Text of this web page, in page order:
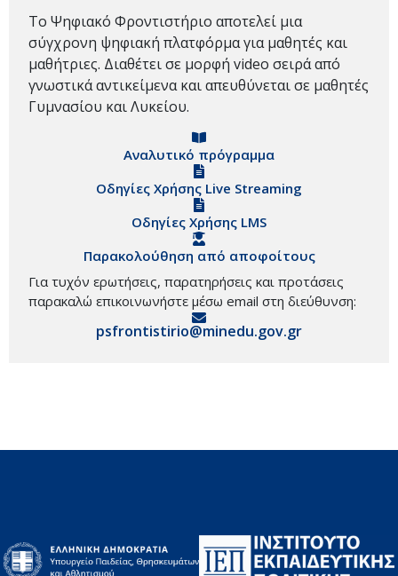
Το Ψηφιακό Φροντιστήριο αποτελεί μια
σύγχρονη ψηφιακή πλατφόρμα για μαθητές και
μαθήτριες. Διαθέτει σε μορφή video σειρά από
γνωστικά αντικείμενα και απευθύνεται σε μαθητές
Γυμνασίου και Λυκείου.
Αναλυτικό πρόγραμμα
Οδηγίες Χρήσης Live Streaming
Οδηγίες Χρήσης LMS
Παρακολούθηση από αποφοίτους
Για τυχόν ερωτήσεις, παρατηρήσεις και προτάσεις
παρακαλώ επικοινωνήστε μέσω email στη διεύθυνση:
psfrontistirio@minedu.gov.gr